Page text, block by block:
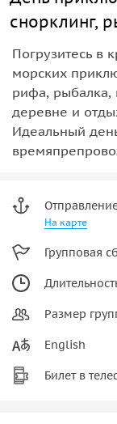
снорклинг,
Погрузитесь в
морских
рифа, рыбалка,
деревне и
Идеальный
На карте
Групповая
Размер
English
Билет в